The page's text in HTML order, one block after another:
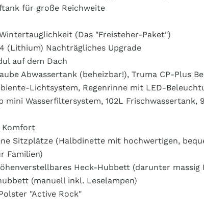
für große Reichweite
(Das "Freisteher-Paket")
(Lithium) Nachträgliches Upgrade
auf dem Dach
Abwassertank (beheizbar!), Truma CP-Plus
Lichtsystem, Regenrinne mit LED-
mini Wasserfiltersystem, 102L Frischwassertank,
Komfort
Sitzplätze (Halbdinette mit hochwertigen,
Familien)
Heck-Hubbett (darunter
(manuell inkl. Leselampen)
"Active Rock"